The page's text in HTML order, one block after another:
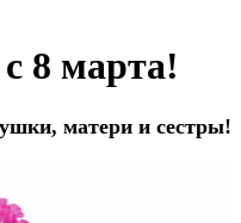
8 марта!
матери и сестры!